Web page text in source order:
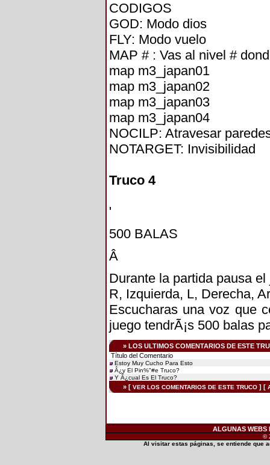
CODIGOS
GOD: Modo dios
FLY: Modo vuelo
MAP # : Vas al nivel #
map m3_japan01
map m3_japan02
map m3_japan03
map m3_japan04
NOCILP: Atravesar
NOTARGET: Invisibilidad
Truco 4
'
500 BALAS
Â
Durante la partida pausa
R, Izquierda, L, Derecha,
Escucharas una voz que
juego tendrÃ¡s 500 balas
» LOS ULTIMOS COMENTARIOS DE ESTE
Título del Comentario
Estoy Muy Cucho Para Esto
Â¿y El Pin%"#e Truco?
Y Â¿cual Es El Truco?
» [ VER LOS COMENTARIOS DE ESTE TRUCO ] [
ALGUNAS WEBS
©
Al visitar estas páginas, se entiende que